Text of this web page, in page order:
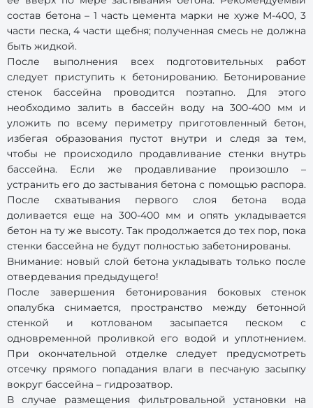
состав бетона – 1 часть цемента марки не хуже М-400, 3
части песка, 4 части щебня; полученная смесь не должна
быть жидкой.
После выполнения всех подготовительных работ
следует приступить к бетонированию. Бетонирование
стенок бассейна проводится поэтапно. Для этого
необходимо залить в бассейн воду на 300-400 мм и
уложить по всему периметру приготовленный бетон,
избегая образования пустот внутри и следя за тем,
чтобы не происходило продавливание стенки внутрь
бассейна. Если же продавливание произошло –
устранить его до застывания бетона с помощью распора.
После схватывания первого слоя бетона вода
доливается еще на 300-400 мм и опять укладывается
бетон на ту же высоту. Так продолжается до тех пор, пока
стенки бассейна не будут полностью забетонированы.
Внимание: новый слой бетона укладывать только после
отвердевания предыдущего!
После завершения бетонирования боковых стенок
опалубка снимается, пространство между бетонной
стенкой и котлованом засыпается песком с
одновременной проливкой его водой и уплотнением.
При окончательной отделке следует предусмотреть
отсечку прямого попадания влаги в песчаную засыпку
вокруг бассейна – гидрозатвор.
В случае размещения фильтровальной установки на